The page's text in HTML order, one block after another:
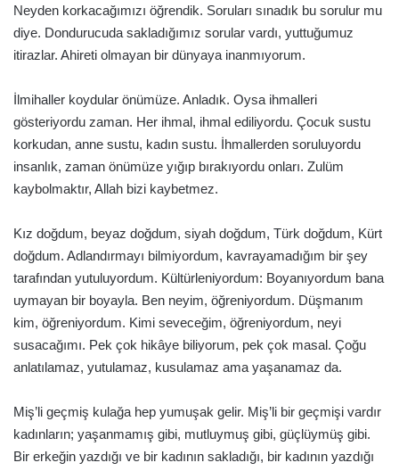
Neyden korkacağımızı öğrendik. Soruları sınadık bu sorulur mu
diye. Dondurucuda sakladığımız sorular vardı, yuttuğumuz
itirazlar. Ahireti olmayan bir dünyaya inanmıyorum.
İlmihaller koydular önümüze. Anladık. Oysa ihmalleri
gösteriyordu zaman. Her ihmal, ihmal ediliyordu. Çocuk sustu
korkudan, anne sustu, kadın sustu. İhmallerden soruluyordu
insanlık, zaman önümüze yığıp bırakıyordu onları. Zulüm
kaybolmaktır, Allah bizi kaybetmez.
Kız doğdum, beyaz doğdum, siyah doğdum, Türk doğdum, Kürt
doğdum. Adlandırmayı bilmiyordum, kavrayamadığım bir şey
tarafından yutuluyordum. Kültürleniyordum: Boyanıyordum bana
uymayan bir boyayla. Ben neyim, öğreniyordum. Düşmanım
kim, öğreniyordum. Kimi seveceğim, öğreniyordum, neyi
susacağımı. Pek çok hikâye biliyorum, pek çok masal. Çoğu
anlatılamaz, yutulamaz, kusulamaz ama yaşanamaz da.
Miş’li geçmiş kulağa hep yumuşak gelir. Miş’li bir geçmişi vardır
kadınların; yaşanmamış gibi, mutluymuş gibi, güçlüymüş gibi.
Bir erkeğin yazdığı ve bir kadının sakladığı, bir kadının yazdığı